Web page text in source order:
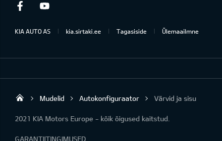
Facebook
KIA AUTO AS kia.sirtaki.ee Tagasiside Ülemaailmne
Sirtaki OÜ
Mudelid Autokonfiguraator Värvid ja sisu
2021 KIA Motors Europe - kõik õigused kaitstud.
GARANTIITINGIMUSED